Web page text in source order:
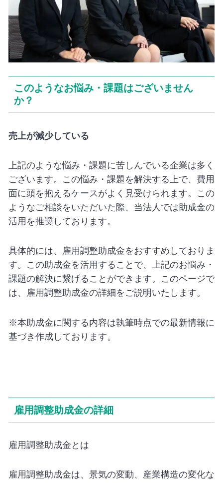
このようなお悩み・課題はございません
か？
売上が減少している
上記のような悩み・課題に苦しんでいる企業は多く
ございます。この悩み・課題を解決する上で、費用
面に頭を抱えるケースがよく見受けられます。この
ようなご相談をいただいた際、当法人では助成金の
活用を推奨しております。
具体的には、雇用調整助成金をおすすめしておりま
す。この助成金を活用することで、上記のお悩み・
課題の解決に繋げることができます。このページで
は、雇用調整助成金の詳細をご説明いたします。
※本助成金に関する内容は執筆時点での最新情報に
基づき作成しております。
雇用調整助成金の詳細
雇用調整助成金とは
雇用調整助成金は、景気の変動、産業構造の変化な